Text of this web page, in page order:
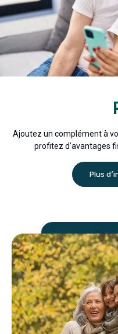
Ajoutez un complément à
profitez d’avantages
Plus